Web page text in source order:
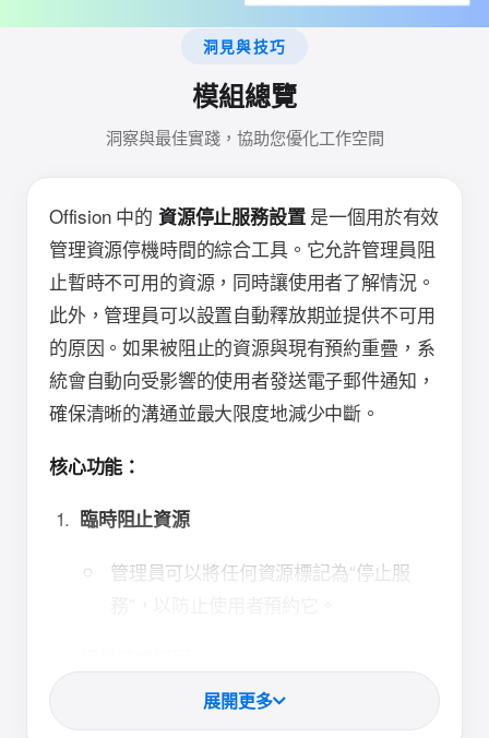
洞見與技巧
模組總覽
洞察與最佳實踐，協助您優化工作空間
Offision 中的 資源停止服務設置是一個用於有效
管理資源停機時間的綜合工具。它允許管理員阻
止暫時不可用的資源，同時讓使用者了解情況。
此外，管理員可以設置自動釋放期並提供不可用
的原因。如果被阻止的資源與現有預約重疊，系
統會自動向受影響的使用者發送電子郵件通知，
確保清晰的溝通並最大限度地減少中斷。
核心功能：
臨時阻止資源
管理員可以將任何資源標記為“停止服
為阻塞添加明確的解釋，例如維護、維
展開更多